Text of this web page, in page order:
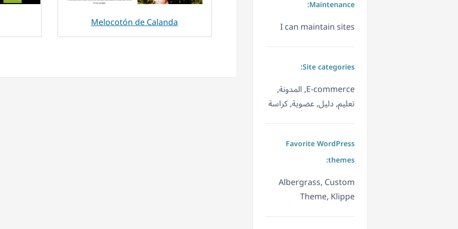
Maintenance:
I can maintain sites
Site categories:
E-commerce, المدونة,
تعليم, دليل, عضوية, كراسة
Favorite WordPress
themes:
Albergrass, Custom
Theme, Klippe
Melocotón de Calanda